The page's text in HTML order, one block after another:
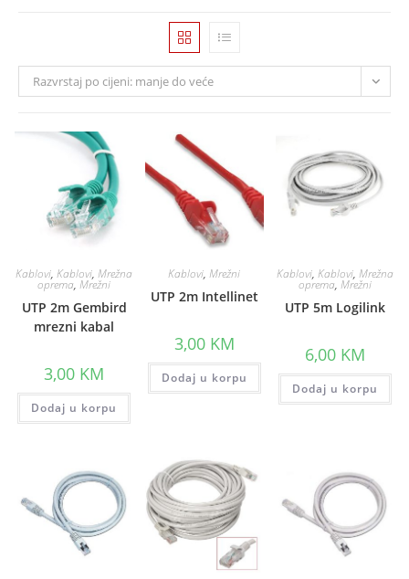
Razvrstaj po cijeni: manje do veće
Kablovi,Kablovi,Mrežna
oprema,Mrežni
UTP 2m Gembird
mrezni kabal
3,00 KM
Dodaj u korpu
Kablovi,Mrežni
UTP 2m Intellinet
3,00 KM
Dodaj u korpu
Kablovi, Kablovi, Mrežna
oprema, Mrežni
UTP 5m Logilink
6,00 KM
Dodaj u korpu